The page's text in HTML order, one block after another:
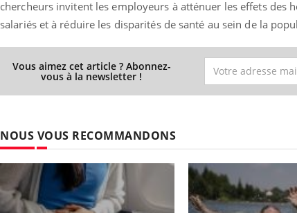
chercheurs invitent les employeurs à atténuer les effets des
salariés et à réduire les disparités de santé au sein de la
Vous aimez cet article ? Abonnez-
vous à la newsletter !
NOUS VOUS RECOMMANDONS